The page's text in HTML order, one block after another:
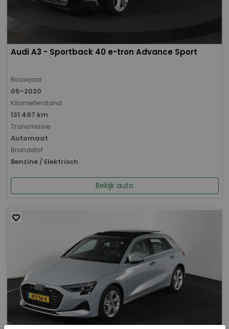
Audi A3 - Sportback 40 e-tron Advance Sport
Bouwjaar
05-2020
Kilometerstand
131.497 km
Transmissie
Automaat
Brandstof
Benzine / Elektrisch
Bekijk auto